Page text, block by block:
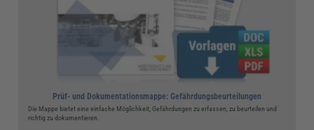
Prüf- und Dokumentationsmappe: Gefährdungsbeurteilungen
Die Mappe bietet eine einfache Möglichkeit, Gefährdungen zu erfassen, zu beurteilen und
richtig zu dokumentieren.